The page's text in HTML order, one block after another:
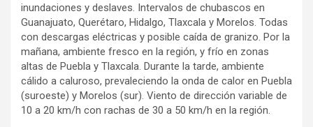
inundaciones y deslaves. Intervalos de chubascos en
Guanajuato, Querétaro, Hidalgo, Tlaxcala y Morelos. Todas
con descargas eléctricas y posible caída de granizo. Por la
mañana, ambiente fresco en la región, y frío en zonas
altas de Puebla y Tlaxcala. Durante la tarde, ambiente
cálido a caluroso, prevaleciendo la onda de calor en Puebla
(suroeste) y Morelos (sur). Viento de dirección variable de
10 a 20 km/h con rachas de 30 a 50 km/h en la región.